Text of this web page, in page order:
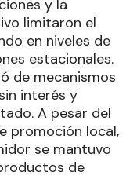
y la
limitaron el
en niveles de
estacionales.
de mecanismos
interés y
A pesar del
promoción local,
se mantuvo
de